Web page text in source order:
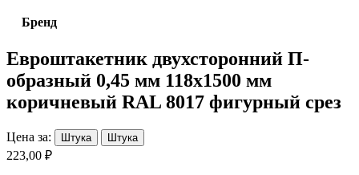
Бренд
Евроштакетник двухсторонний П-
образный 0,45 мм 118х1500 мм
коричневый RAL 8017 фигурный срез
Цена за: Штука Штука
223,00 ₽